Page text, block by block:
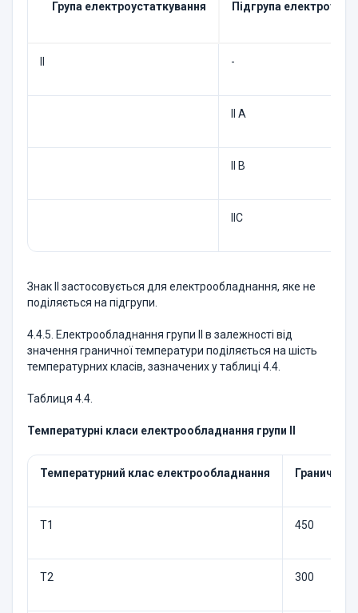
Група електроустаткування Підгрупа
-
II А
II В
ІІС
Знак II застосовується для електрообладнання, яке не
поділяється на підгрупи.
4.4.5. Електрообладнання групи II в залежності від
значення граничної температури поділяється на шість
температурних класів, зазначених у таблиці 4.4.
Таблиця 4.4.
Температурні класи електрообладнання групи II
Температурний клас електрообладнання Гранична
Т1 450
Т2 300